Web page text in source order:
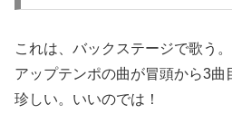
これは、バックステージで歌う。
アップテンポの曲が冒頭から3曲
珍しい。いいのでは！